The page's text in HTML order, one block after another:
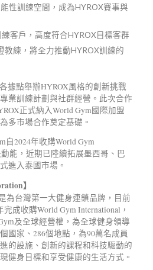
性訓練空間，成為HYROX賽事與
客戶，高度符合HYROX目標客群
教練，將全力推動HYROX訓練的
據點舉辦HYROX風格的創新挑戰
業訓練計劃與社群經營。此次合作
正式納入World Gym國際加盟
多市場合作奠定基礎。
自2024年收購World Gym
能，近期已陸續拓展墨西哥、巴
進入泰國市場。
】
為台灣第一大健身連鎖品牌，目前
成收購World Gym International，
及全球經營權，為全球健身領導
國家、286個地點，為90萬名成員
的設施、創新的課程和科技驅動的
健身目標和享受健康的生活方式。